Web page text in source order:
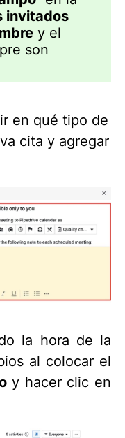
invitados
y el
son
en qué tipo de
cita y agregar
la hora de la
al colocar el
y hacer clic en